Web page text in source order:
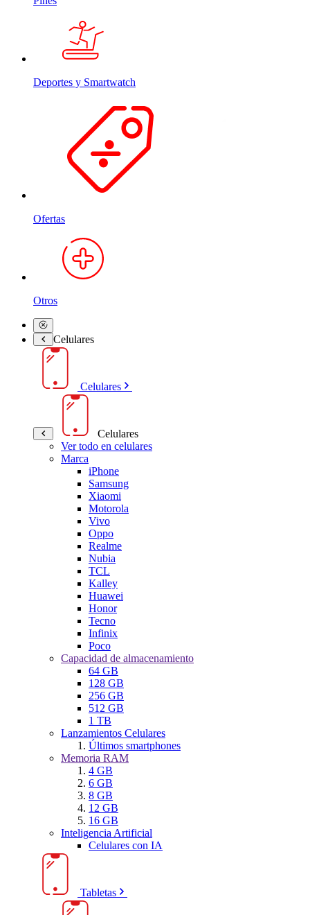
Deportes y Smartwatch
Ofertas
Otros
Celulares
Celulares
Celulares
Ver todo en celulares
Marca
iPhone
Samsung
Xiaomi
Motorola
Vivo
Oppo
Realme
Nubia
TCL
Kalley
Huawei
Honor
Tecno
Infinix
Poco
Capacidad de almacenamiento
64 GB
128 GB
256 GB
512 GB
1 TB
Lanzamientos Celulares
Últimos smartphones
Memoria RAM
4 GB
6 GB
8 GB
12 GB
16 GB
Inteligencia Artificial
Celulares con IA
Tabletas